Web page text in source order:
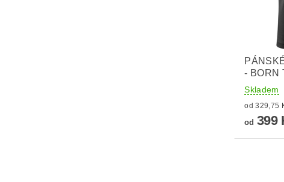
- BORN
Skladem
od 399